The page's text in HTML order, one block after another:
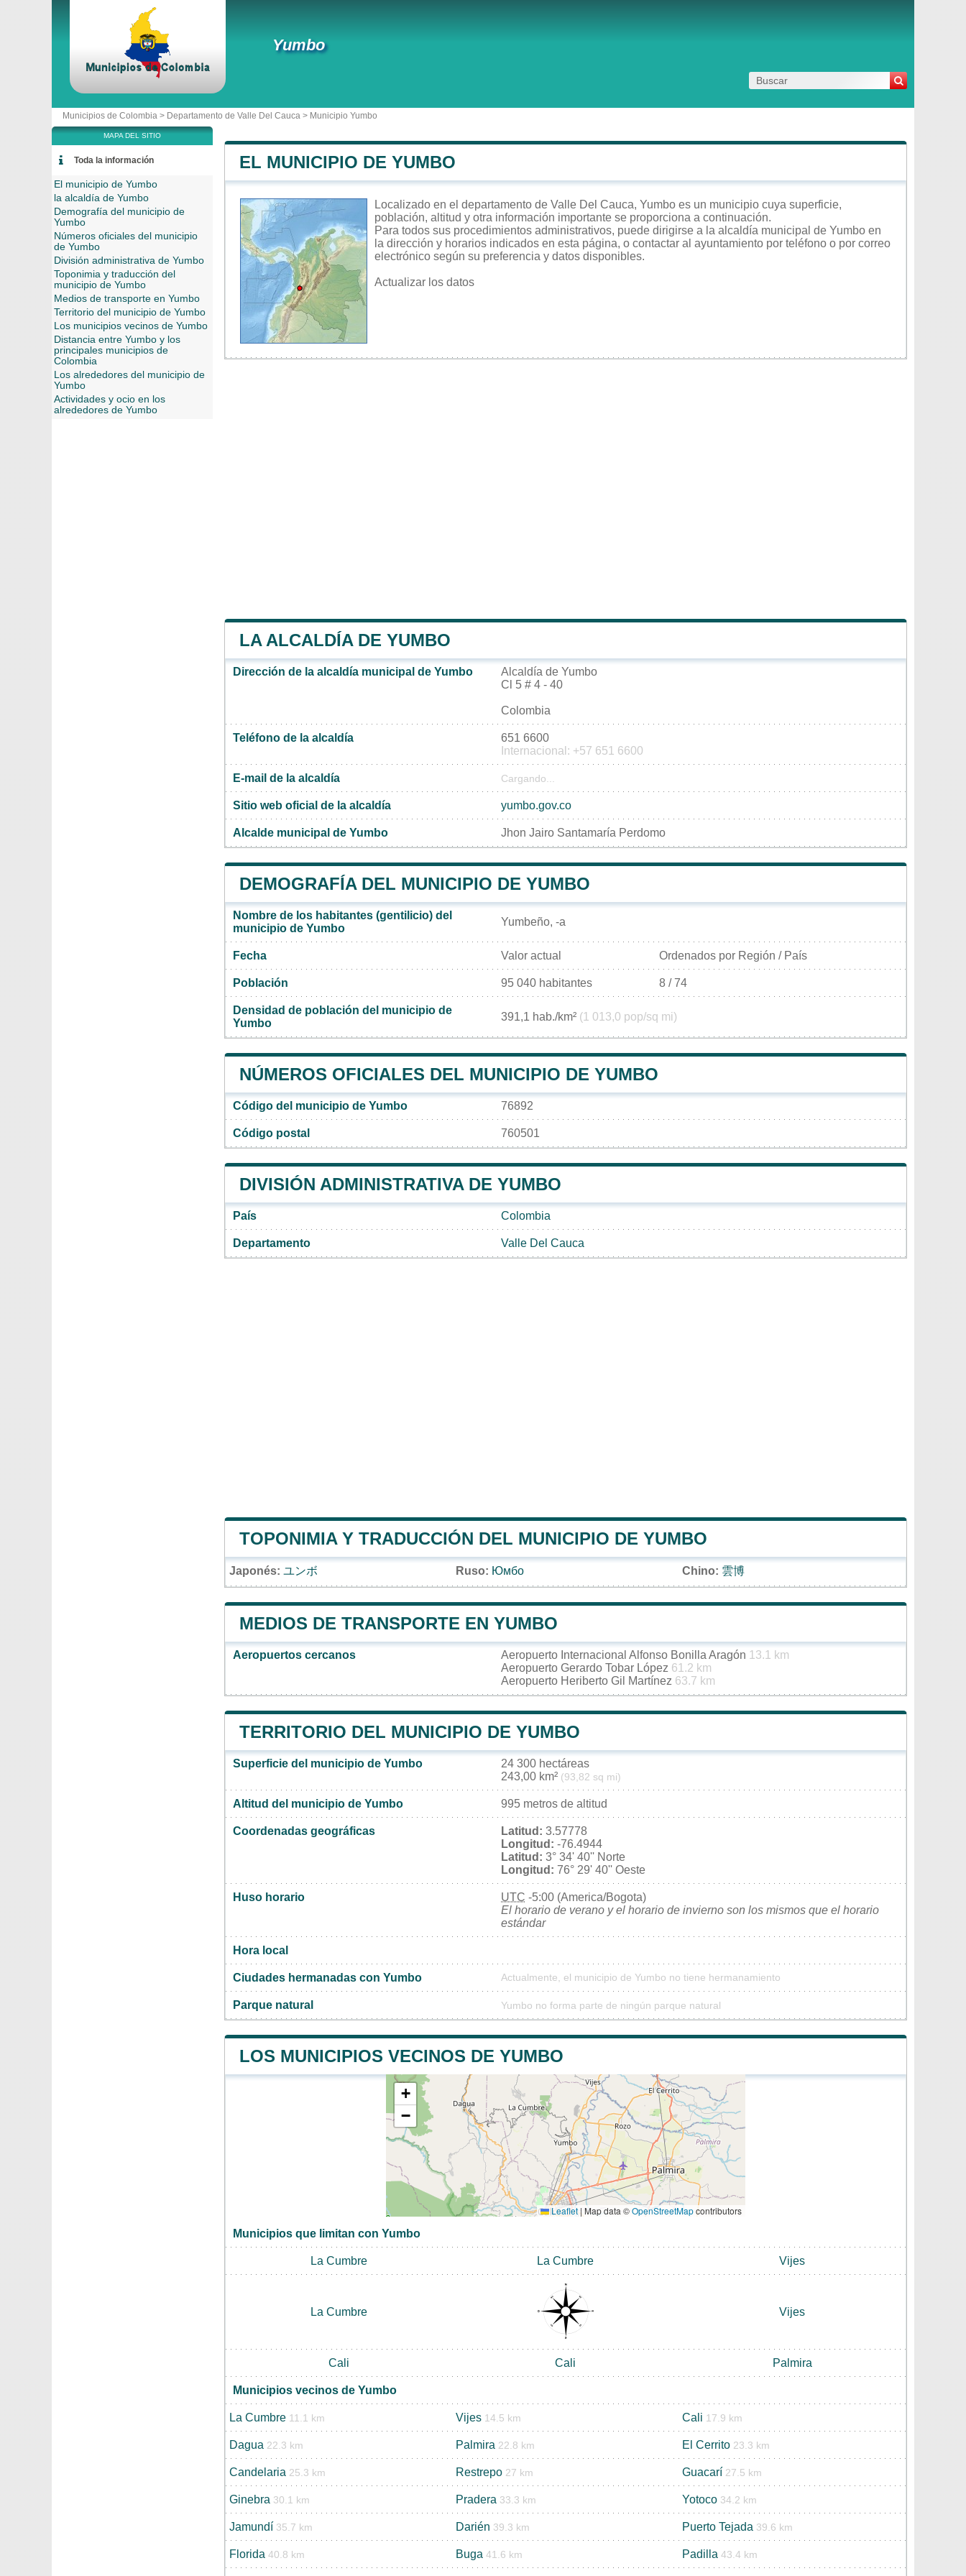
Yumbo
Municipios de Colombia > Departamento de Valle Del Cauca > Municipio Yumbo
EL MUNICIPIO DE YUMBO
Localizado en el departamento de Valle Del Cauca, Yumbo es un municipio cuya superficie,
población, altitud y otra información importante se proporciona a continuación.
Para todos sus procedimientos administrativos, puede dirigirse a la alcaldía municipal de Yumbo en
la dirección y horarios indicados en esta página, o contactar al ayuntamiento por teléfono o por correo
electrónico según su preferencia y datos disponibles.
Actualizar los datos
LA ALCALDÍA DE YUMBO
Dirección de la alcaldía municipal de Yumbo
Alcaldía de Yumbo
Cl 5 # 4 - 40
Colombia
Teléfono de la alcaldía
651 6600
Internacional: +57 651 6600
E-mail de la alcaldía Cargando...
Sitio web oficial de la alcaldía yumbo.gov.co
Alcalde municipal de Yumbo Jhon Jairo Santamaría Perdomo
DEMOGRAFÍA DEL MUNICIPIO DE YUMBO
Nombre de los habitantes (gentilicio) del
municipio de Yumbo
Yumbeño, -a
Fecha Valor actual Ordenados por Región / País
Población 95 040 habitantes 8 / 74
Densidad de población del municipio de
Yumbo
391,1 hab./km² (1 013,0 pop/sq mi)
NÚMEROS OFICIALES DEL MUNICIPIO DE YUMBO
Código del municipio de Yumbo 76892
Código postal 760501
DIVISIÓN ADMINISTRATIVA DE YUMBO
País Colombia
Departamento Valle Del Cauca
TOPONIMIA Y TRADUCCIÓN DEL MUNICIPIO DE YUMBO
Japonés: ユンボ Ruso: Юмбо Chino: 雲博
MEDIOS DE TRANSPORTE EN YUMBO
Aeropuertos cercanos Aeropuerto Internacional Alfonso Bonilla Aragón 13.1 km
Aeropuerto Gerardo Tobar López 61.2 km
Aeropuerto Heriberto Gil Martínez 63.7 km
TERRITORIO DEL MUNICIPIO DE YUMBO
Superficie del municipio de Yumbo
24 300 hectáreas
243,00 km² (93,82 sq mi)
Altitud del municipio de Yumbo 995 metros de altitud
Coordenadas geográficas Latitud: 3.57778
Longitud: -76.4944
Latitud: 3° 34' 40'' Norte
Longitud: 76° 29' 40'' Oeste
Huso horario UTC -5:00 (America/Bogota)
El horario de verano y el horario de invierno son los mismos que el horario
estándar
Hora local
Ciudades hermanadas con Yumbo Actualmente, el municipio de Yumbo no tiene hermanamiento
Parque natural Yumbo no forma parte de ningún parque natural
LOS MUNICIPIOS VECINOS DE YUMBO
+
−
Leaflet| Map data ©OpenStreetMapcontributors
Municipios que limitan con Yumbo
La Cumbre La Cumbre Vijes
La Cumbre Vijes
Cali Cali Palmira
Municipios vecinos de Yumbo
La Cumbre 11.1 km Vijes 14.5 km Cali 17.9 km
Dagua 22.3 km Palmira 22.8 km El Cerrito 23.3 km
Candelaria 25.3 km Restrepo 27 km Guacarí 27.5 km
Ginebra 30.1 km Pradera 33.3 km Yotoco 34.2 km
Jamundí 35.7 km Darién 39.3 km Puerto Tejada 39.6 km
Florida 40.8 km Buga 41.6 km Padilla 43.4 km
MAPA DEL SITIO
Toda la información
El municipio de Yumbo
la alcaldía de Yumbo
Demografía del municipio de
Yumbo
Números oficiales del municipio
de Yumbo
División administrativa de Yumbo
Toponimia y traducción del
municipio de Yumbo
Medios de transporte en Yumbo
Territorio del municipio de Yumbo
Los municipios vecinos de Yumbo
Distancia entre Yumbo y los
principales municipios de
Colombia
Los alrededores del municipio de
Yumbo
Actividades y ocio en los
alrededores de Yumbo